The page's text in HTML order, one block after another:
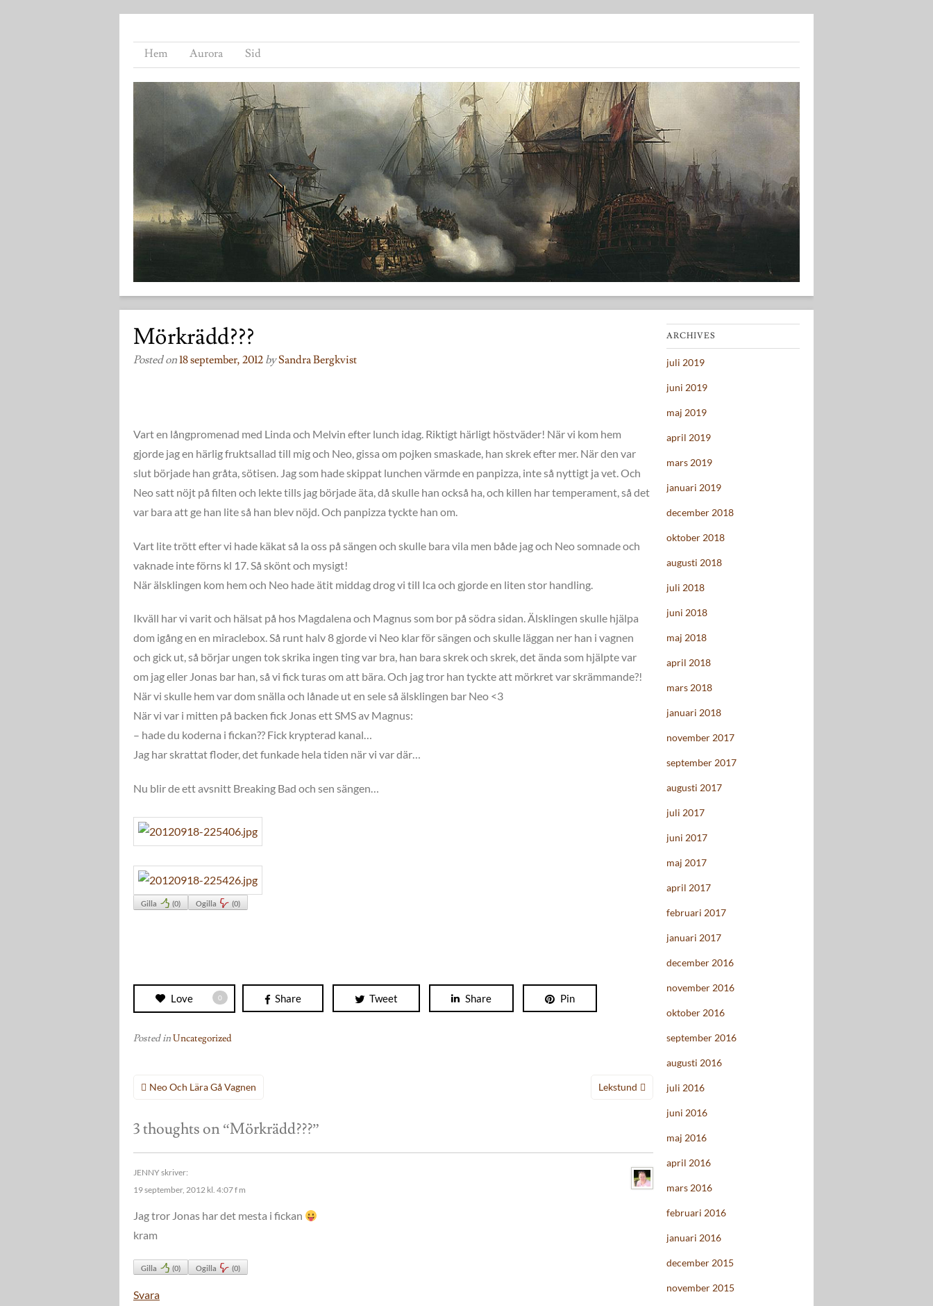
Hem Aurora Sid
Mörkrädd???
Posted on18 september, 2012 bySandra Bergkvist
Vart en långpromenad med Linda och Melvin efter lunch idag. Riktigt härligt höstväder! När vi kom hem
gjorde jag en härlig fruktsallad till mig och Neo, gissa om pojken smaskade, han skrek efter mer. När den var
slut började han gråta, sötisen. Jag som hade skippat lunchen värmde en panpizza, inte så nyttigt ja vet. Och
Neo satt nöjt på filten och lekte tills jag började äta, då skulle han också ha, och killen har temperament, så det
var bara att ge han lite så han blev nöjd. Och panpizza tyckte han om.
Vart lite trött efter vi hade käkat så la oss på sängen och skulle bara vila men både jag och Neo somnade och
vaknade inte förns kl 17. Så skönt och mysigt!
När älsklingen kom hem och Neo hade ätit middag drog vi till Ica och gjorde en liten stor handling.
Ikväll har vi varit och hälsat på hos Magdalena och Magnus som bor på södra sidan. Älsklingen skulle hjälpa
dom igång en en miraclebox. Så runt halv 8 gjorde vi Neo klar för sängen och skulle läggan ner han i vagnen
och gick ut, så börjar ungen tok skrika ingen ting var bra, han bara skrek och skrek, det ända som hjälpte var
om jag eller Jonas bar han, så vi fick turas om att bära. Och jag tror han tyckte att mörkret var skrämmande?!
När vi skulle hem var dom snälla och lånade ut en sele så älsklingen bar Neo <3
När vi var i mitten på backen fick Jonas ett SMS av Magnus:
– hade du koderna i fickan?? Fick krypterad kanal…
Jag har skrattat floder, det funkade hela tiden när vi var där…
Nu blir de ett avsnitt Breaking Bad och sen sängen…
Gilla (0) Ogilla (0)
Love 0 Share Tweet Share Pin
Posted inUncategorized
Inläggsnavigering
Neo Och Lära Gå Vagnen Lekstund
3 thoughts on “Mörkrädd???”
JENNYskriver:
19 september, 2012 kl. 4:07 f m
Jag tror Jonas har det mesta i fickan
kram
Gilla (0) Ogilla (0)
Svara
ARCHIVES
juli 2019
juni 2019
maj 2019
april 2019
mars 2019
januari 2019
december 2018
oktober 2018
augusti 2018
juli 2018
juni 2018
maj 2018
april 2018
mars 2018
januari 2018
november 2017
september 2017
augusti 2017
juli 2017
juni 2017
maj 2017
april 2017
februari 2017
januari 2017
december 2016
november 2016
oktober 2016
september 2016
augusti 2016
juli 2016
juni 2016
maj 2016
april 2016
mars 2016
februari 2016
januari 2016
december 2015
november 2015